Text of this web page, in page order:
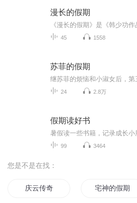
漫长的假期
45 1558
苏菲的假期
继苏菲的烦恼和小淑女后，第
24 2.8万
假期读好书
99 3464
您是不是在找：
庆云传奇 宅神的假期